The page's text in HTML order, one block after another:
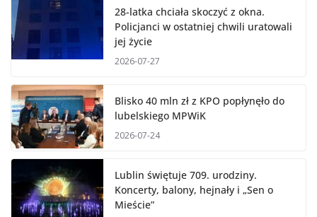
28-latka chciała skoczyć z okna.
Policjanci w ostatniej chwili uratowali
jej życie
2026-07-27
Blisko 40 mln zł z KPO popłynęło do
lubelskiego MPWiK
2026-07-24
Lublin świętuje 709. urodziny.
Koncerty, balony, hejnały i „Sen o
Mieście”